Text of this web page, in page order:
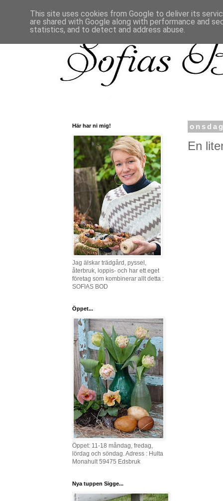
En
Här har ni mig!
Jag älskar trädgård, pyssel,
återbruk, loppis- och har ett eget
företag som kombinerar allt detta :
SOFIAS BOD
Öppet...
Öppet: 11-18 måndag, fredag,
lördag och söndag. Adress : Hulta
Monahult 59475 Edsbruk
Nya tuppen Sigge...
This site uses cookies from Google to deliver its
are shared with Google along with performance and
statistics, and to detect and address abuse.